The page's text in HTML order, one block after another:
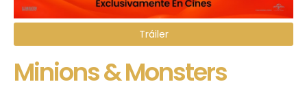
Tráiler
Minions & Monsters